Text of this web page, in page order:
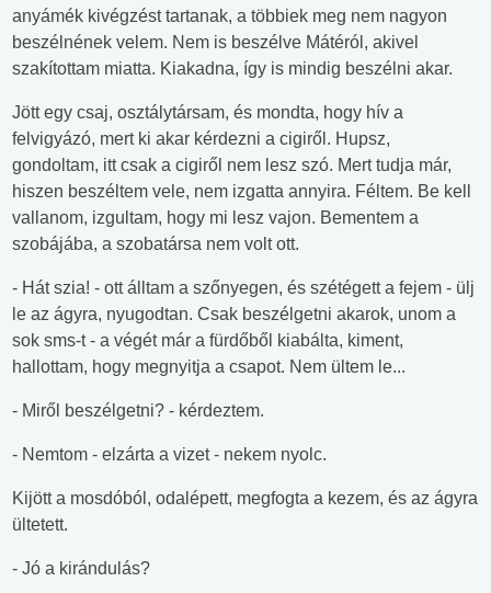
anyámék kivégzést tartanak, a többiek meg nem nagyon
beszélnének velem. Nem is beszélve Mátéról, akivel
szakítottam miatta. Kiakadna, így is mindig beszélni akar.
Jött egy csaj, osztálytársam, és mondta, hogy hív a
felvigyázó, mert ki akar kérdezni a cigiről. Hupsz,
gondoltam, itt csak a cigiről nem lesz szó. Mert tudja már,
hiszen beszéltem vele, nem izgatta annyira. Féltem. Be kell
vallanom, izgultam, hogy mi lesz vajon. Bementem a
szobájába, a szobatársa nem volt ott.
- Hát szia! - ott álltam a szőnyegen, és szétégett a fejem - ülj
le az ágyra, nyugodtan. Csak beszélgetni akarok, unom a
sok sms-t - a végét már a fürdőből kiabálta, kiment,
hallottam, hogy megnyitja a csapot. Nem ültem le...
- Miről beszélgetni? - kérdeztem.
- Nemtom - elzárta a vizet - nekem nyolc.
Kijött a mosdóból, odalépett, megfogta a kezem, és az ágyra
ültetett.
- Jó a kirándulás?